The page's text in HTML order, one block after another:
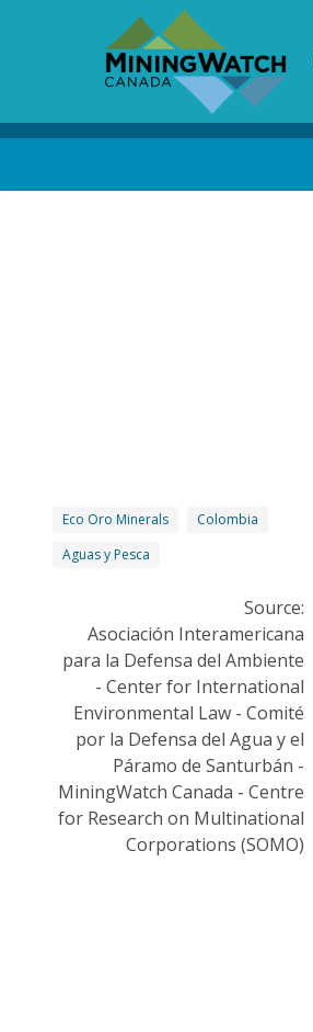
Eco Oro Minerals
Colombia
Aguas y Pesca
Source:
Asociación Interamericana
para la Defensa del Ambiente
- Center for International
Environmental Law - Comité
por la Defensa del Agua y el
Páramo de Santurbán -
MiningWatch Canada - Centre
for Research on Multinational
Corporations (SOMO)